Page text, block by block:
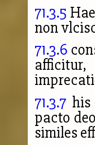
71.3.5
non
71.3.6
71.3.7his
pacto
similes